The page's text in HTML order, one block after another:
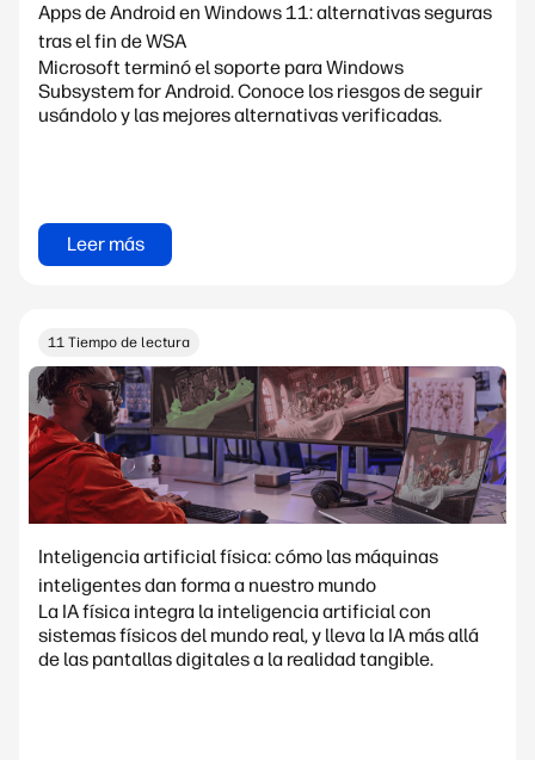
Apps de Android en Windows 11: alternativas seguras
tras el fin de WSA
Microsoft terminó el soporte para Windows
Subsystem for Android. Conoce los riesgos de seguir
usándolo y las mejores alternativas verificadas.
Leer más
11 Tiempo de lectura
Inteligencia artificial física: cómo las máquinas
inteligentes dan forma a nuestro mundo
La IA física integra la inteligencia artificial con
sistemas físicos del mundo real, y lleva la IA más allá
de las pantallas digitales a la realidad tangible.